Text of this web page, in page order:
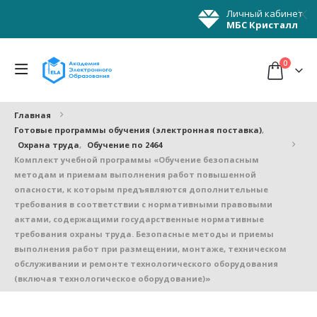
Личный кабинет
МБС Кристалл
0
Главная
Готовые программы обучения (электронная поставка),
Охрана труда, Обучение по 2464
Комплект учебной программы «Обучение безопасным
методам и приемам выполнения работ повышенной
опасности, к которым предъявляются дополнительные
требования в соответствии с нормативными правовыми
актами, содержащими государственные нормативные
требования охраны труда. Безопасные методы и приемы
выполнения работ при размещении, монтаже, техническом
обслуживании и ремонте технологического оборудования
(включая технологическое оборудование)»